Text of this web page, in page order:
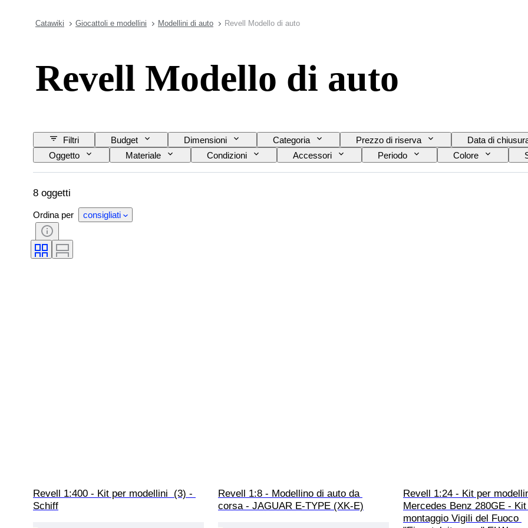
Catawiki Giocattoli e modellini Modellini di auto Revell Modello di auto
Revell Modello di auto
Filtri Budget Dimensioni Categoria Prezzo di riserva
Data di
Oggetto
Materiale Condizioni Accessori Periodo Colore
8 oggetti
Ordina per consigliati
Revell 1:400 - Kit per modellini  (3) -
Schiff
Revell 1:8 - Modellino di auto da
corsa - JAGUAR E-TYPE (XK-E)
Revell 1:24 - Kit per
Mercedes Benz 280GE -
montaggio Vigili del Fuoco